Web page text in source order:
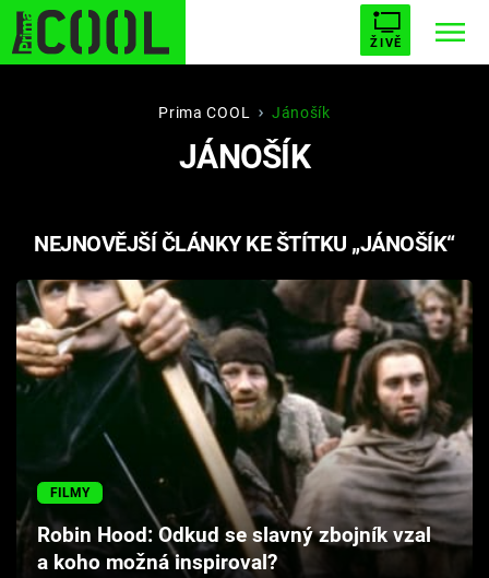
ŽIVĚ
STARHOUSE BUFFY, PŘEMOŽITELKA UPÍRŮ
AVENGERS 5
Témata
Filmy
Seriály
Hry
Cool Esport
Pořady
Prima COOL Jánošík
JÁNOŠÍK
NEJNOVĚJŠÍ ČLÁNKY KE ŠTÍTKU „JÁNOŠÍK“
FILMY
Robin Hood: Odkud se slavný zbojník vzal
a koho možná inspiroval?